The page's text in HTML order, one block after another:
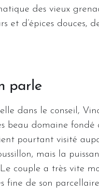
des vieux
et d’épices douces,
parle
dans le conseil,
beau domaine fondé
pourtant visité
mais la
Le couple a très vite
fine de son